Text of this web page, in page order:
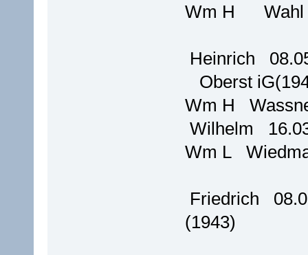
Wm H
Heinrich
Oberst
Wm H
Wilhelm
Wm L
Friedrich
(1943)